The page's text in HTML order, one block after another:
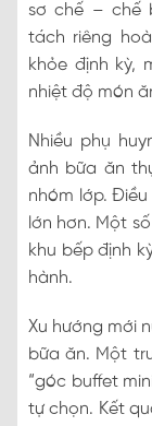
sơ chế – chế
tách riêng
khỏe định kỳ,
nhiệt độ món
Nhiều phụ
ảnh bữa ăn
nhóm lớp.
lớn hơn. Một
khu bếp định
hành.
Xu hướng mới
bữa ăn. Một
“góc buffet
tự chọn. Kết